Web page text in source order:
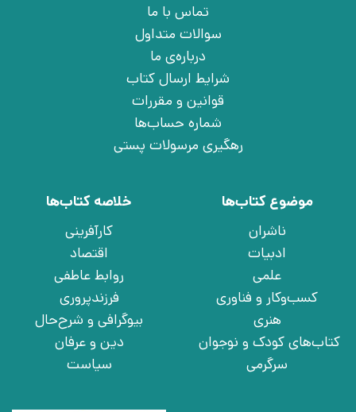
تماس با ما
سوالات متداول
درباره‌ی ما
شرایط ارسال کتاب
قوانین و مقررات
شماره حساب‌ها
رهگیری مرسولات پستی
موضوع کتاب‌ها
ناشران
ادبیات
علمی
کسب‌وکار و فناوری
هنری
کتاب‌های کودک و نوجوان
سرگرمی
خلاصه کتاب‌ها
کارآفرینی
اقتصاد
روابط عاطفی
فرزندپروری
بیوگرافی و شرح‌حال
دین و عرفان
سیاست